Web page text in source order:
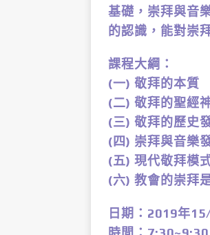
基礎，崇拜與音
的認識，能對崇
課程大綱：
(一) 敬拜的本質
(二) 敬拜的聖經
(三) 敬拜的歷史
(四) 崇拜與音樂
(五) 現代敬拜模
(六) 教會的崇拜
日期：2019年